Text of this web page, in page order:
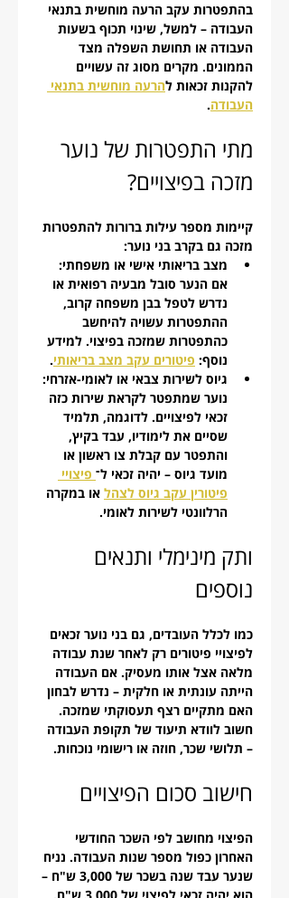
בהתפטרות עקב הרעה מוחשית בתנאי
העבודה – למשל, שינוי תכוף בשעות
העבודה או תחושת השפלה מצד
הממונים. מקרים מסוג זה עשויים
להקנות זכאות להרעה מוחשית בתנאי
העבודה.
מתי התפטרות של נוער
מזכה בפיצויים?
קיימות מספר עילות ברורות להתפטרות
מזכה גם בקרב בני נוער:
מצב בריאותי אישי או משפחתי:
אם הנער סובל מבעיה רפואית או
נדרש לטפל בבן משפחה קרוב,
ההתפטרות עשויה להיחשב
כהתפטרות שמזכה בפיצוי. למידע
נוסף: פיטורים עקב מצב בריאותי.
גיוס לשירות צבאי או לאומי-אזרחי:
נוער שמתפטר לקראת שירות כזה
זכאי לפיצויים. לדוגמה, תלמיד
שסיים את לימודיו, עבד בקיץ,
והתפטר עם קבלת צו ראשון או
מועד גיוס – יהיה זכאי ל־ פיצויי
פיטורין עקב גיוס לצהל או במקרה
הרלוונטי לשירות לאומי.
ותק מינימלי ותנאים
נוספים
כמו לכלל העובדים, גם בני נוער זכאים
לפיצויי פיטורים רק לאחר שנת עבודה
מלאה אצל אותו מעסיק. אם העבודה
הייתה עונתית או חלקית – נדרש לבחון
האם מתקיים רצף תעסוקתי שמזכה.
חשוב לוודא תיעוד של תקופת העבודה
– תלושי שכר, חוזה או רישומי נוכחות.
חישוב סכום הפיצויים
הפיצוי מחושב לפי השכר החודשי
האחרון כפול מספר שנות העבודה. נניח
שנער עבד שנה בשכר של 3,000 ש"ח –